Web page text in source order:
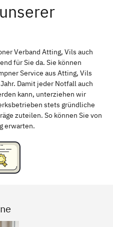
Bamberg
Passau
Rudelsdorf, Mittelfranken
Verband Atting, Vils auch
für Sie da. Sie können
Service aus Atting, Vils
Damit jeder Notfall auch
kann, unterziehen wir
stets gründliche
zuteilen. So können Sie von
erwarten.